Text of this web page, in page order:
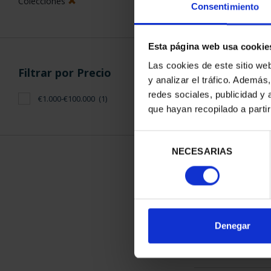
Consentimiento
Esta página web usa
Las cookies de este sitio
y analizar el tráfico.
redes sociales, publicidad y
que hayan recopilado a
consentimiento
NECESARIAS
Denegar
Filtrar por Precio
€1.000-€100.000 (1)
CAPITALES
ORDENAR POR: